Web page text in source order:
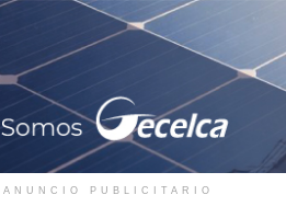
ANUNCIO PUBLICITARIO